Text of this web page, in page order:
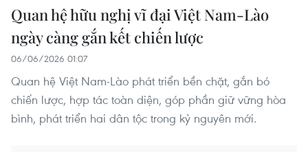
Quan hệ hữu nghị vĩ đại Việt Nam-Lào
ngày càng gắn kết chiến lược
06/06/2026 01:07
Quan hệ Việt Nam-Lào phát triển bền chặt, gắn bó
chiến lược, hợp tác toàn diện, góp phần giữ vững hòa
bình, phát triển hai dân tộc trong kỷ nguyên mới.